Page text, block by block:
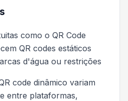
como o QR Code
QR codes estáticos
d'água ou restrições
code dinâmico variam
entre plataformas,